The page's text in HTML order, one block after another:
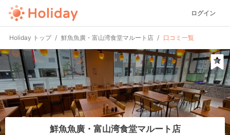
ログイン
Holiday トップ 鮮魚魚廣・富山湾食堂マルート店 口コミ一覧
鮮魚魚廣・富山湾食堂マルート店